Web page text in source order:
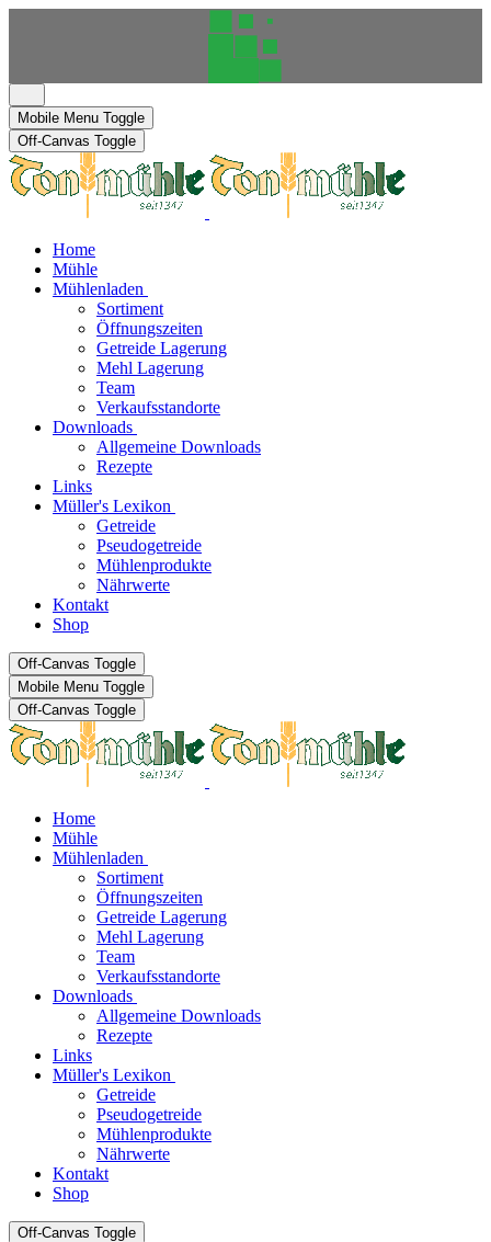
Mobile Menu Toggle
Off-Canvas Toggle
Home
Mühle
Mühlenladen
Sortiment
Öffnungszeiten
Getreide Lagerung
Mehl Lagerung
Team
Verkaufsstandorte
Downloads
Allgemeine Downloads
Rezepte
Links
Müller's Lexikon
Getreide
Pseudogetreide
Mühlenprodukte
Nährwerte
Kontakt
Shop
Off-Canvas Toggle
Mobile Menu Toggle
Off-Canvas Toggle
Home
Mühle
Mühlenladen
Sortiment
Öffnungszeiten
Getreide Lagerung
Mehl Lagerung
Team
Verkaufsstandorte
Downloads
Allgemeine Downloads
Rezepte
Links
Müller's Lexikon
Getreide
Pseudogetreide
Mühlenprodukte
Nährwerte
Kontakt
Shop
Off-Canvas Toggle